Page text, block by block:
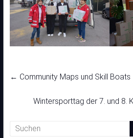
← Community Maps und Skill Boats
Wintersporttag der 7. und 8.